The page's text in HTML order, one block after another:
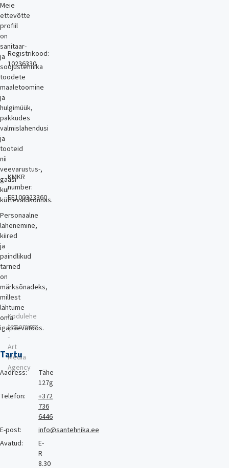
Meie
ettevõtte
profiil
on
sanitaar-
ja
soojustehnika
toodete
maaletoomine
ja
hulgimüük,
pakkudes
valmislahendusi
ja
tooteid
nii
veevarustus-,
gaasi-
kui
küttevaldkonnas.
Personaalne
lähenemine,
kiired
ja
paindlikud
tarned
on
märksõnadeks,
millest
lähtume
oma
igapäevatöös.
Tartu
Aadress:
Tähe
127g
Telefon:
+372
736
6446
E-post:
info@santehnika.ee
Avatud:
E-
R
8.30
Registrikood:
10236330
KMKR
number:
EE100323360
Kodulehe
tegemine
-
Art
Media
Agency